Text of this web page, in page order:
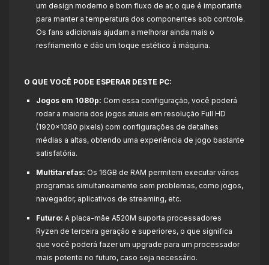
um design moderno e bom fluxo de ar, o que é importante
para manter a temperatura dos componentes sob controle.
Os fans adicionais ajudam a melhorar ainda mais o
resfriamento e dão um toque estético à máquina.
O QUE VOCÊ PODE ESPERAR DESTE PC:
Jogos em 1080p: Com essa configuração, você poderá
rodar a maioria dos jogos atuais em resolução Full HD
(1920x1080 pixels) com configurações de detalhes
médias a altas, obtendo uma experiência de jogo bastante
satisfatória.
Multitarefas: Os 16GB de RAM permitem executar vários
programas simultaneamente sem problemas, como jogos,
navegador, aplicativos de streaming, etc.
Futuro: A placa-mãe A520M suporta processadores
Ryzen de terceira geração e superiores, o que significa
que você poderá fazer um upgrade para um processador
mais potente no futuro, caso seja necessário.